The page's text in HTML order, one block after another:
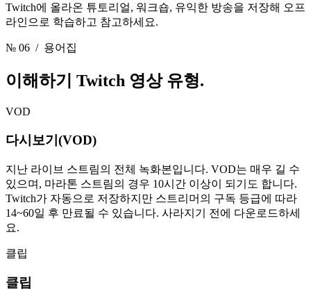
Twitch에 올라온 튜토리얼, 워크숍, 유익한 방송을 저장해 오프
라인으로 학습하고 참고하세요.
№ 06 / 용어집
이해하기 Twitch 영상 유형.
VOD
다시보기(VOD)
지난 라이브 스트림의 전체 녹화본입니다. VOD는 매우 길 수
있으며, 마라톤 스트림의 경우 10시간 이상이 되기도 합니다.
Twitch가 자동으로 저장하지만 스트리머의 구독 등급에 따라
14~60일 후 만료될 수 있습니다. 사라지기 전에 다운로드하세
요.
클립
클립